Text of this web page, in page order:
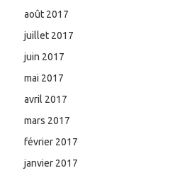
août 2017
juillet 2017
juin 2017
mai 2017
avril 2017
mars 2017
février 2017
janvier 2017